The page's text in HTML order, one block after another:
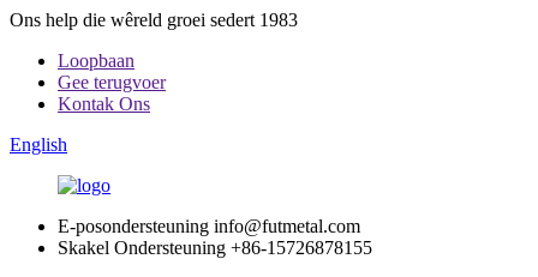
Ons help die wêreld groei sedert 1983
Loopbaan
Gee terugvoer
Kontak Ons
English
E-posondersteuning info@futmetal.com
Skakel Ondersteuning +86-15726878155